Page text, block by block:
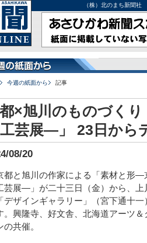
（株）北のまち新聞
今週の紙面から 記事
×旭川のものづく
芸展―」 23日から
08/20
と旭川の作家による「素材と形―
芸展―」が二十三日（金）から、上
デザインギャラリー」（宮下通十一
。興隆寺、好文舎、北海道アーツ＆
の共催。